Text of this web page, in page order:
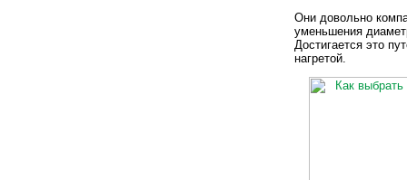
Они довольно
уменьшения
Достигается это
нагретой.